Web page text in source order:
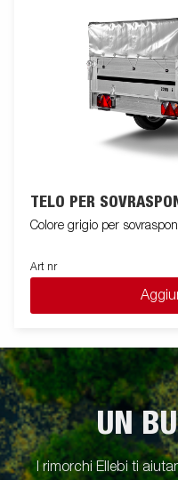
TELO PER
Colore grigio per
Art nr
UN
I rimorchi Ellebi ti